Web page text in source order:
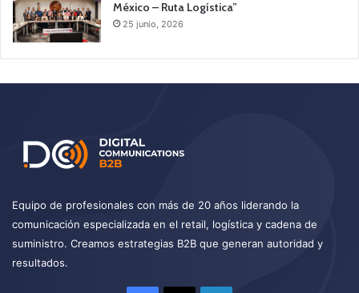
México – Ruta Logística”
25 junio, 2026
Equipo de profesionales con más de 20 años liderando la
comunicación especializada en el retail, logística y cadena de
suministro. Creamos estrategias B2B que generan autoridad y
resultados.